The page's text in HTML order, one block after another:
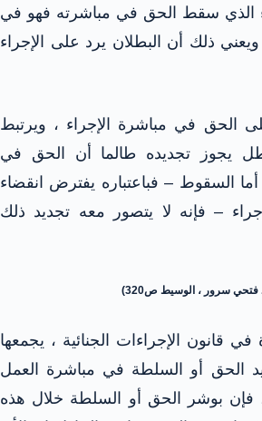
الذي سقط الحق في مباشرته فهو في
ذلك أن البطلان يرد على الإجراء
الحق في مباشرة الإجراء ، ويرتبط
يجوز تجديده طالما أن الحق في
أما السقوط – فباعتباره يفترض انقضاء
– فإنه لا يتصور معه تجديد ذلك
فتحي سرور ، الوسيط ص320)
قانون الإجراءات الجنائية ، يجمعها
الحق أو السلطة في مباشرة العمل
، فإن بوشر الحق أو السلطة خلال هذه